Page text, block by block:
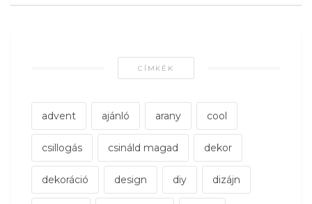
CÍMKÉK
advent ajánló arany cool
csillogás csináld magad dekor
dekoráció design diy dizájn